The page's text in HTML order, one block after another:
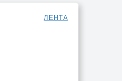
ЛЕНТА